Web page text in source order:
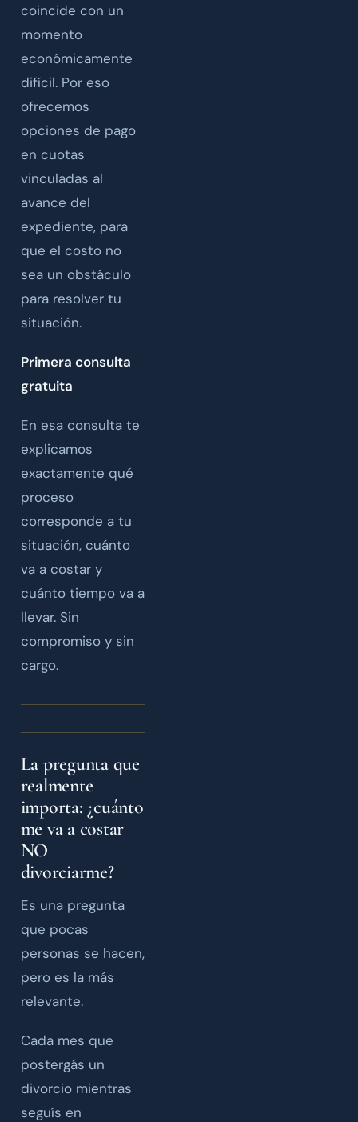
coincide con un
momento
económicamente
difícil. Por eso
ofrecemos
opciones de pago
en cuotas
vinculadas al
avance del
expediente, para
que el costo no
sea un obstáculo
para resolver tu
situación.
Primera consulta
gratuita
En esa consulta te
explicamos
exactamente qué
proceso
corresponde a tu
situación, cuánto
va a costar y
cuánto tiempo va a
llevar. Sin
compromiso y sin
cargo.
La pregunta que
realmente
importa: ¿cuánto
me va a costar
NO
divorciarme?
Es una pregunta
que pocas
personas se hacen,
pero es la más
relevante.
Cada mes que
postergás un
divorcio mientras
seguís en